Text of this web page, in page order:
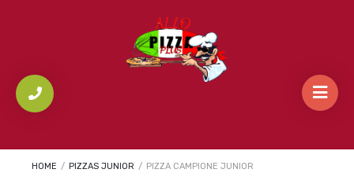
HOME / PIZZAS JUNIOR / PIZZA CAMPIONE JUNIOR